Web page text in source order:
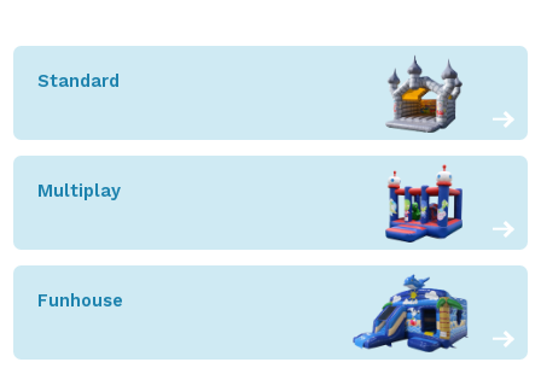
Standard
Multiplay
Funhouse